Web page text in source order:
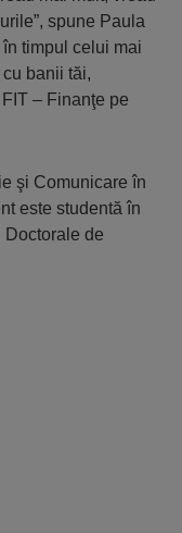
spune Paula
timpul celui mai
banii tăi,
– Finanţe pe
şi Comunicare în
este studentă în
de